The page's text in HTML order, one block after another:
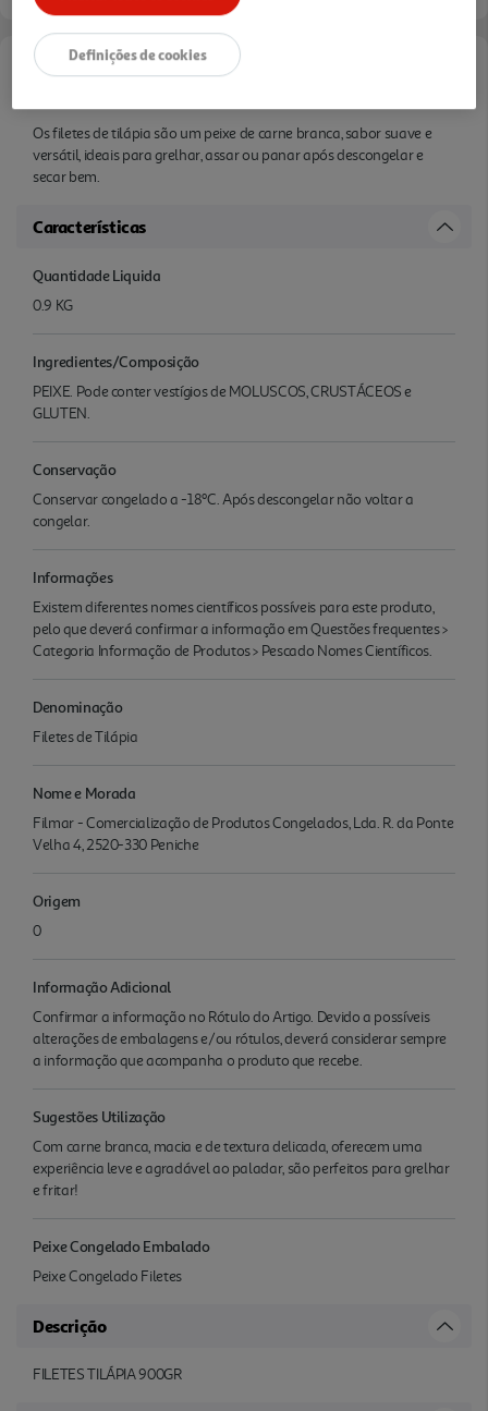
Os filetes de tilápia são um peixe de carne branca, sabor suave e
versátil, ideais para grelhar, assar ou panar após descongelar e
secar bem.
Características
Quantidade Liquida
0.9 KG
Ingredientes/Composição
PEIXE. Pode conter vestígios de MOLUSCOS, CRUSTÁCEOS e
GLUTEN.
Conservação
Conservar congelado a -18ºC. Após descongelar não voltar a
congelar.
Informações
Existem diferentes nomes científicos possíveis para este produto,
pelo que deverá confirmar a informação em Questões frequentes >
Categoria Informação de Produtos > Pescado Nomes Científicos.
Denominação
Filetes de Tilápia
Nome e Morada
Filmar - Comercialização de Produtos Congelados, Lda. R. da Ponte
Velha 4, 2520-330 Peniche
Origem
0
Informação Adicional
Confirmar a informação no Rótulo do Artigo. Devido a possíveis
alterações de embalagens e/ou rótulos, deverá considerar sempre
a informação que acompanha o produto que recebe.
Sugestões Utilização
Com carne branca, macia e de textura delicada, oferecem uma
experiência leve e agradável ao paladar, são perfeitos para grelhar
e fritar!
Peixe Congelado Embalado
Peixe Congelado Filetes
Descrição
FILETES TILÁPIA 900GR
Definições de cookies